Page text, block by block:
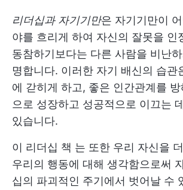
리더십과 자기기만은 자기기만이
야를 흐리게 하여 자신의 잘못을 인
동참하기보다는 다른 사람을 비난
명합니다. 이러한 자기 배신의 습관
에 갇히게 하고, 좋은 인간관계를
으로 성장하고 성공적으로 이끄는
있습니다.
이 리더십 책 는 또한 우리 자신을
우리의 행동에 대해 생각함으로써
십의 파괴적인 주기에서 벗어날 수